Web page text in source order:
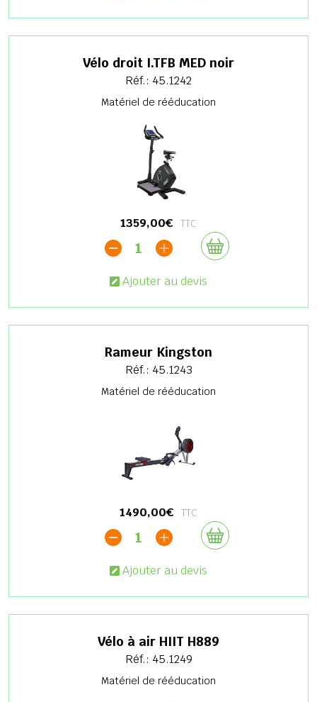
Vélo droit I.TFB MED noir
Réf.: 45.1242
Matériel de rééducation
1359,00€ TTC
1
Ajouter au devis
Rameur Kingston
Réf.: 45.1243
Matériel de rééducation
1490,00€ TTC
1
Ajouter au devis
Vélo à air HIIT H889
Réf.: 45.1249
Matériel de rééducation